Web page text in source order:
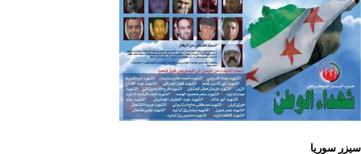
غاب صاحب الضحكة الطفولية
ديسمبر 10, 2020
مناضل بحجم الوطن …منصور الاتاسي . ما زلت خالدا
في قلوبنا
سيزر سوريا